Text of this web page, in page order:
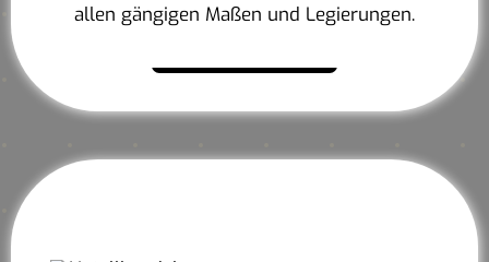
allen gängigen Maßen und Legierungen.